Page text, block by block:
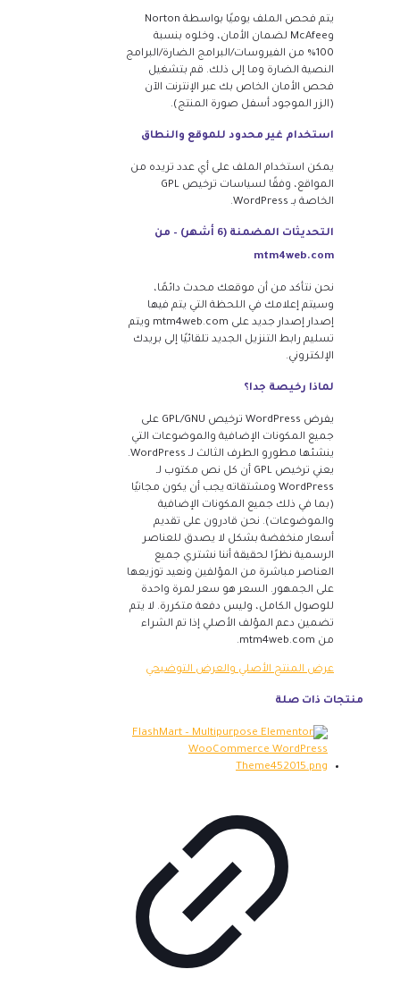
يتم فحص الملف يوميًا بواسطة Norton
وMcAfee لضمان الأمان، وخلوه بنسبة
100% من الفيروسات/البرامج الضارة/البرامج
النصية الضارة وما إلى ذلك. قم بتشغيل
فحص الأمان الخاص بك عبر الإنترنت الآن
(الزر الموجود أسفل صورة المنتج).
استخدام غير محدود للموقع والنطاق
يمكن استخدام الملف على أي عدد تريده من
المواقع، وفقًا لسياسات ترخيص GPL
الخاصة بـ WordPress.
التحديثات المضمنة (6 أشهر) – من
mtm4web.com
نحن نتأكد من أن موقعك محدث دائمًا،
وسيتم إعلامك في اللحظة التي يتم فيها
إصدار إصدار جديد على mtm4web.com ويتم
تسليم رابط التنزيل الجديد تلقائيًا إلى بريدك
الإلكتروني.
لماذا رخيصة جدا؟
يفرض WordPress ترخيص GPL/GNU على
جميع المكونات الإضافية والموضوعات التي
ينشئها مطورو الطرف الثالث لـ WordPress.
يعني ترخيص GPL أن كل نص مكتوب لـ
WordPress ومشتقاته يجب أن يكون مجانيًا
(بما في ذلك جميع المكونات الإضافية
والموضوعات). نحن قادرون على تقديم
أسعار منخفضة بشكل لا يصدق للعناصر
الرسمية نظرًا لحقيقة أننا نشتري جميع
العناصر مباشرة من المؤلفين ونعيد توزيعها
على الجمهور. السعر هو سعر لمرة واحدة
للوصول الكامل، وليس دفعة متكررة. لا يتم
تضمين دعم المؤلف الأصلي إذا تم الشراء
من mtm4web.com.
عرض المنتج الأصلي والعرض التوضيحي
منتجات ذات صلة